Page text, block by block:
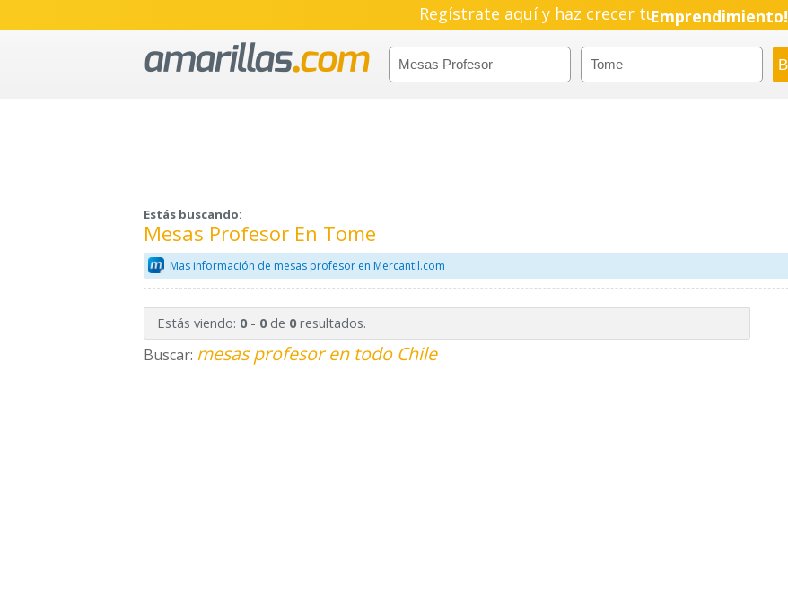
Regístrate aquí y haz crecer tuEmprendimiento!
Estás buscando:
Mesas Profesor En Tome
Mas información de mesas profesor en Mercantil.com
Estás viendo: 0- 0de 0resultados.
Buscar: mesas profesor en todo Chile